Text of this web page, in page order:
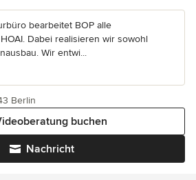
bearbeitet BOP alle
Dabei realisieren wir sowohl
Wir entwi...
Nachricht
buchen
Berlin